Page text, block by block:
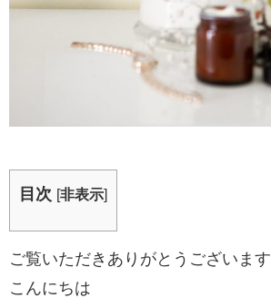
目次 [非表示]
ご覧いただきありがとうございます
こんにちは